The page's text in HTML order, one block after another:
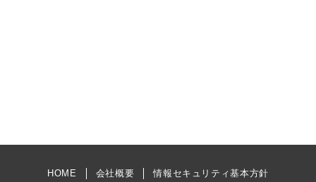
HOME 会社概要 情報セキュリティ基本方針